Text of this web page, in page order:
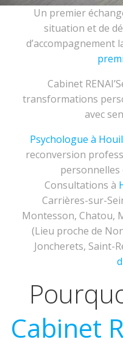
Un premier
situation et de
d’accompagnement
Cabinet
transformations
avec
Psychologue à
reconversion
Consultations à
Carrières-sur-
Montesson, Chatou,
(Lieu proche de
Joncherets, Saint-
Cabinet